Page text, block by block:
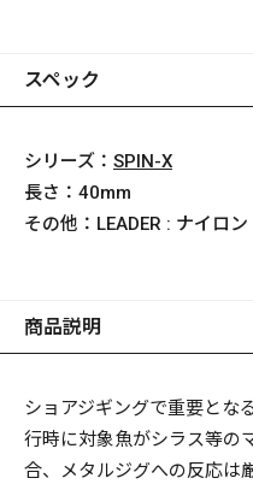
スペック
シリーズ： SPIN-X
長さ： 40mm
その他： LEADER : ナイロ
商品説明
ショアジギングで重要とな
行時に対象魚がシラス等の
合、メタルジグへの反応は